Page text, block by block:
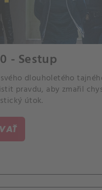
- Sestup
dlouholetého
pravdu, aby zmařil
útok.